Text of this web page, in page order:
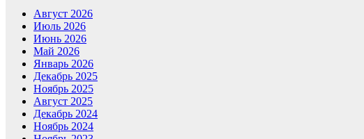
Август 2026
Июль 2026
Июнь 2026
Май 2026
Январь 2026
Декабрь 2025
Ноябрь 2025
Август 2025
Декабрь 2024
Ноябрь 2024